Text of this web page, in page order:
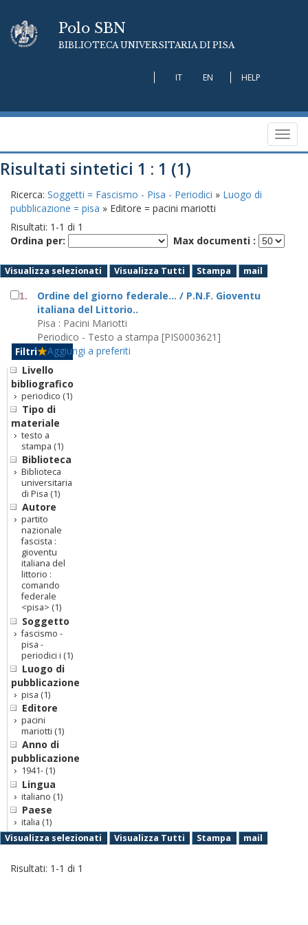
Polo SBN
BIBLIOTECA UNIVERSITARIA DI PISA
IT EN HELP
Risultati sintetici 1 : 1 (1)
Ricerca: Soggetti = Fascismo - Pisa - Periodici » Luogo di
pubblicazione = pisa » Editore = pacini mariotti
Risultati: 1 -1 di 1
Ordina per:
Max documenti :
Visualizza selezionati Visualizza Tutti Stampa mail
1.
Ordine del giorno federale... / P.N.F. Gioventu
italiana del Littorio..
Pisa : Pacini Mariotti
Periodico - Testo a stampa [PIS0003621]
Aggiungi a preferiti
Filtri
Livello
bibliografico
periodico (1)
Tipo di
materiale
testo a
stampa (1)
Biblioteca
Biblioteca
universitaria
di Pisa (1)
Autore
partito
nazionale
fascista :
gioventu
italiana del
littorio :
comando
federale
<pisa> (1)
Soggetto
fascismo -
pisa -
periodici i (1)
Luogo di
pubblicazione
pisa (1)
Editore
pacini
mariotti (1)
Anno di
pubblicazione
1941- (1)
Lingua
italiano (1)
Paese
italia (1)
Visualizza selezionati
Visualizza Tutti Stampa mail
Risultati: 1 -1 di 1